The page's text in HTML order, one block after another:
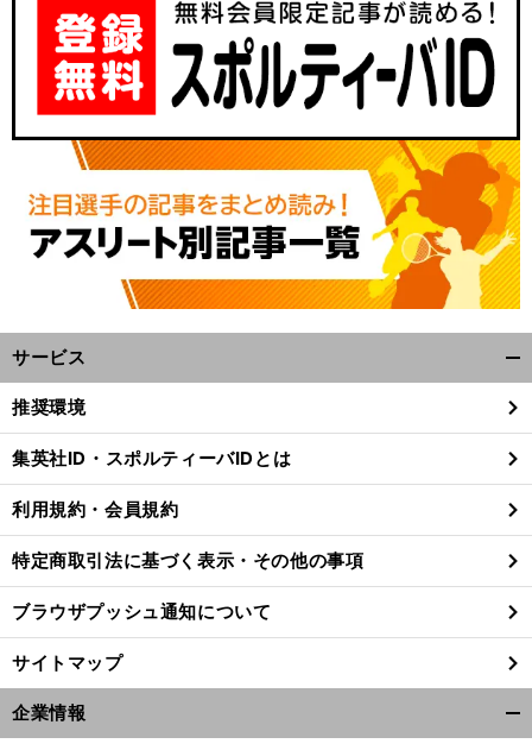
ラノ五輪
韓国の次世代スターに屈したカーリング女子日本代表
崖っぷちからの巻き返しはあるか
サービス
閉
る
推奨環境
集英社ID・スポルティーバIDとは
利用規約・会員規約
特定商取引法に基づく表示・その他の事項
ブラウザプッシュ通知について
サイトマップ
企業情報